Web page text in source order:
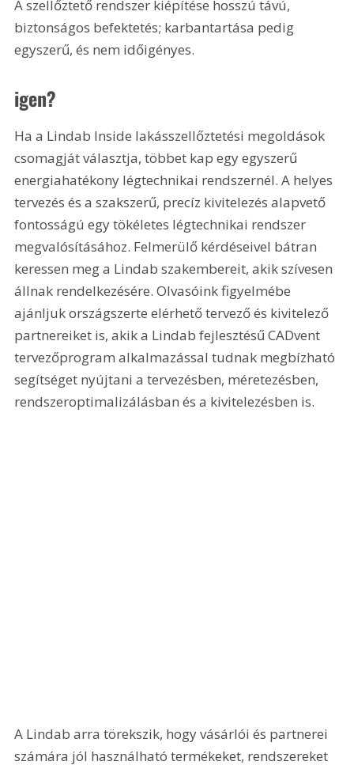
A szellőztető rendszer kiépítése hosszú távú,
biztonságos befektetés; karbantartása pedig
egyszerű, és nem időigényes.
igen?
Ha a Lindab Inside lakásszellőztetési megoldások
csomagját választja, többet kap egy egyszerű
energiahatékony légtechnikai rendszernél. A helyes
tervezés és a szakszerű, precíz kivitelezés alapvető
fontosságú egy tökéletes légtechnikai rendszer
megvalósításához. Felmerülő kérdéseivel bátran
keressen meg a Lindab szakembereit, akik szívesen
állnak rendelkezésére. Olvasóink figyelmébe
ajánljuk országszerte elérhető tervező és kivitelező
partnereiket is, akik a Lindab fejlesztésű CADvent
tervezőprogram alkalmazással tudnak megbízható
segítséget nyújtani a tervezésben, méretezésben,
rendszeroptimalizálásban és a kivitelezésben is.
A Lindab arra törekszik, hogy vásárlói és partnerei
számára jól használható termékeket, rendszereket